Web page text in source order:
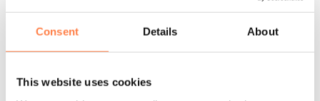
Consent Details About
This website uses cookies
met esdoornfineer
Afmetingen: 30 cm diameter
Kleur:Houtbruin